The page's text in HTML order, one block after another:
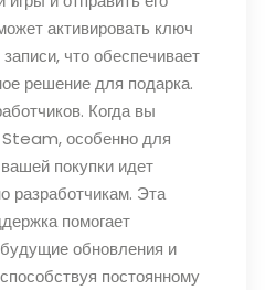
активировать ключ
что обеспечивает
решение для подарка.
Когда вы
Steam, особенно для
покупки идет
разработчикам. Эта
помогает
обновления и
постоянному